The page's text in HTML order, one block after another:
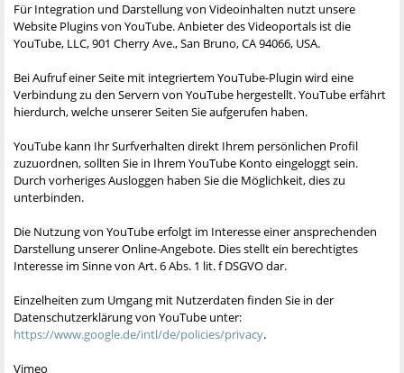
Für Integration und Darstellung von Videoinhalten nutzt unsere
Website Plugins von YouTube. Anbieter des Videoportals ist die
YouTube, LLC, 901 Cherry Ave., San Bruno, CA 94066, USA.
Bei Aufruf einer Seite mit integriertem YouTube-Plugin wird eine
Verbindung zu den Servern von YouTube hergestellt. YouTube erfährt
hierdurch, welche unserer Seiten Sie aufgerufen haben.
YouTube kann Ihr Surfverhalten direkt Ihrem persönlichen Profil
zuzuordnen, sollten Sie in Ihrem YouTube Konto eingeloggt sein.
Durch vorheriges Ausloggen haben Sie die Möglichkeit, dies zu
unterbinden.
Die Nutzung von YouTube erfolgt im Interesse einer ansprechenden
Darstellung unserer Online-Angebote. Dies stellt ein berechtigtes
Interesse im Sinne von Art. 6 Abs. 1 lit. f DSGVO dar.
Einzelheiten zum Umgang mit Nutzerdaten finden Sie in der
Datenschutzerklärung von YouTube unter:
https://www.google.de/intl/de/policies/privacy.
Vimeo